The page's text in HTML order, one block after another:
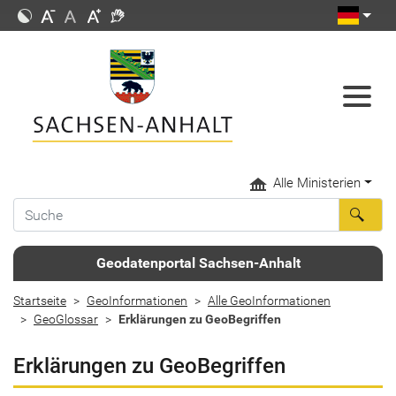
Alle Ministerien
Geodatenportal Sachsen-Anhalt
Startseite GeoInformationen
Alle GeoInformationen
GeoGlossar
Erklärungen zu GeoBegriffen
Erklärungen zu GeoBegriffen